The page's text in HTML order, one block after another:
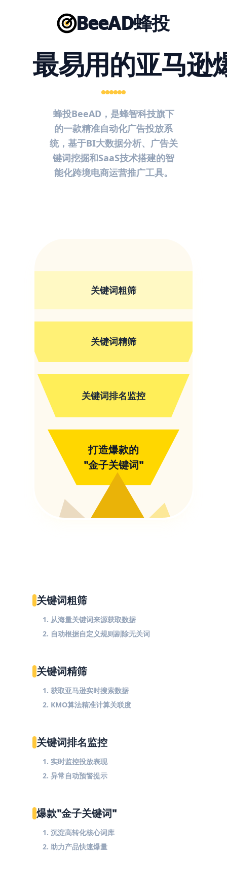
BeeAD蜂投
最易用的亚马逊
蜂投BeeAD，是蜂智科技旗下
的一款精准自动化广告投放系
统，基于BI大数据分析、广告关
键词挖掘和SaaS技术搭建的智
能化跨境电商运营推广工具。
关键词粗筛
关键词精筛
关键词排名监控
打造爆款的
"金子关键词"
关键词粗筛
1. 从海量关键词来源获取数据
2. 自动根据自定义规则剔除无关词
关键词精筛
1. 获取亚马逊实时搜索数据
2. KMO算法精准计算关联度
关键词排名监控
1. 实时监控投放表现
2. 异常自动预警提示
爆款"金子关键词"
1. 沉淀高转化核心词库
2. 助力产品快速爆量